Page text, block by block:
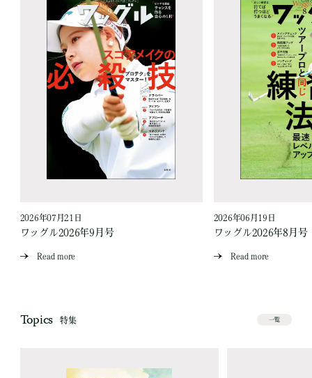
2026年07月21日
ワッグル2026年9月号
Read more
2026年06月19日
ワッグル2026年8月号
Read more
Topics 特集 一覧